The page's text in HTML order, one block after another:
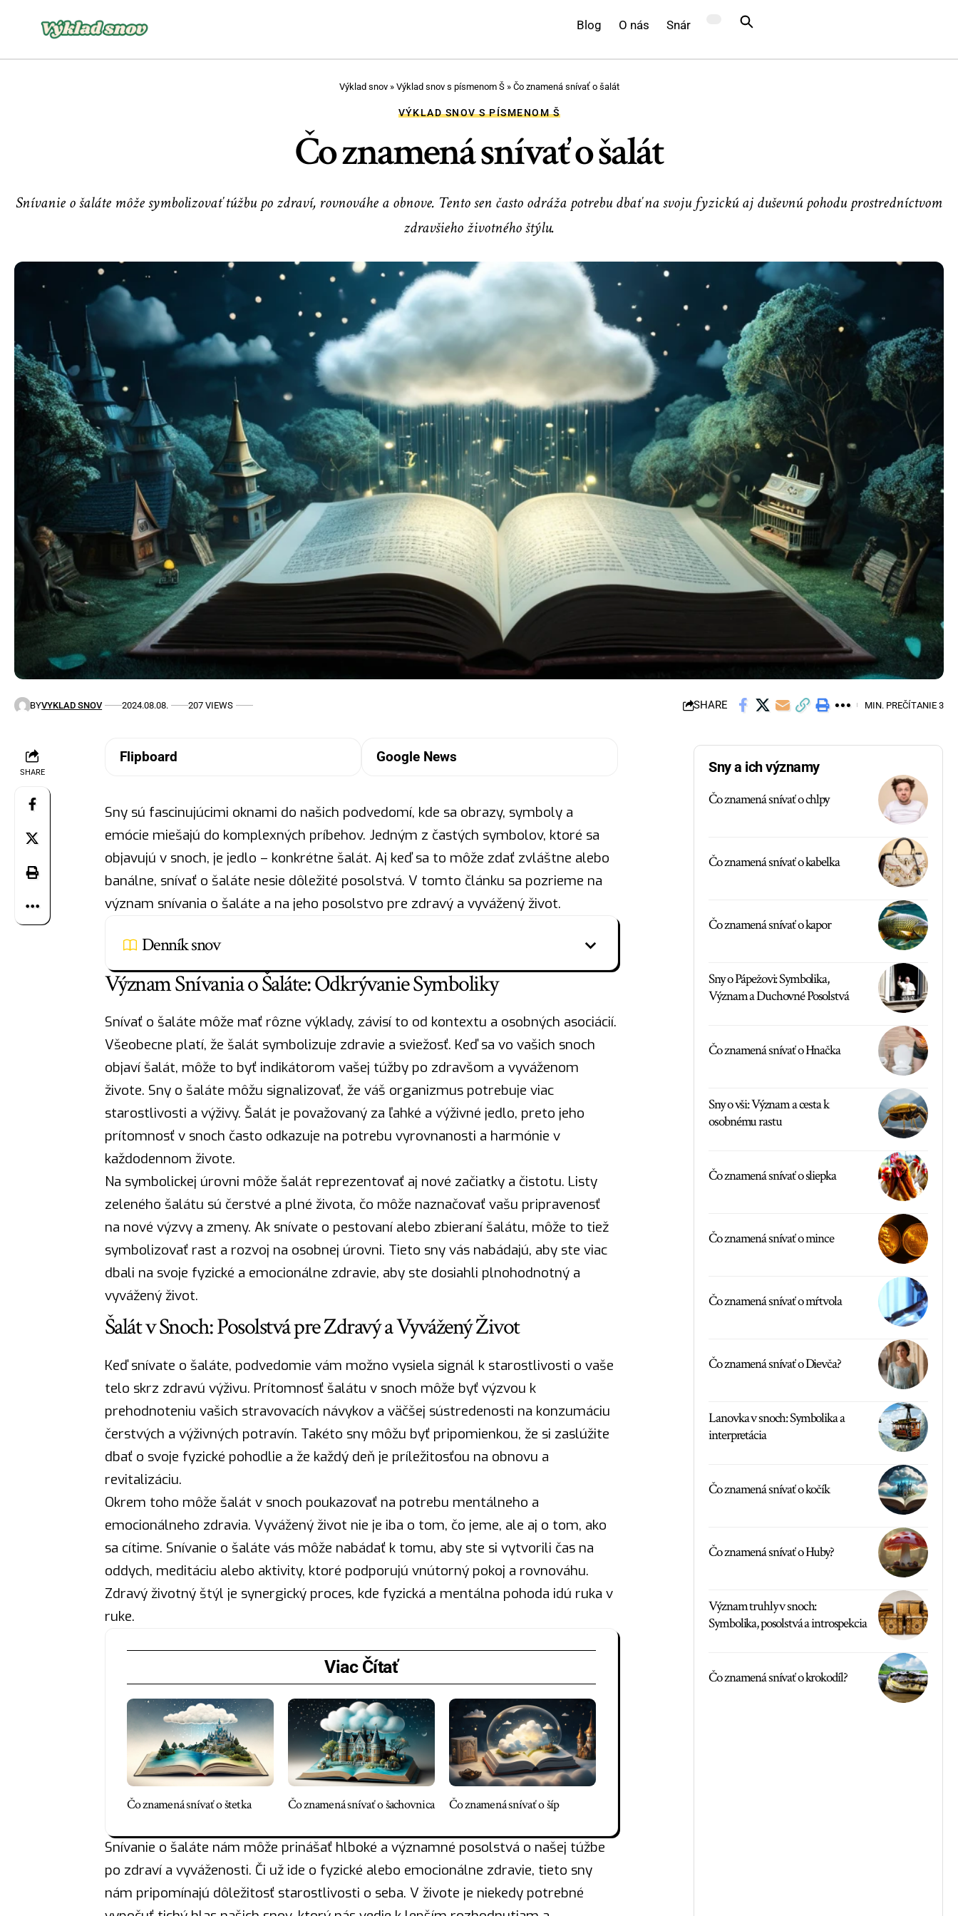
Blog O nás Snár
Výklad snov» Výklad snov s písmenom Š» Čo znamená snívať o šalát
VÝKLAD SNOV S PÍSMENOM Š
Čo znamená snívať o šalát
Snívanie o šaláte môže symbolizovať túžbu po zdraví, rovnováhe a obnove. Tento sen často odráža potrebu dbať na svoju fyzickú aj duševnú pohodu prostredníctvom
zdravšieho životného štýlu.
BYVYKLAD SNOV 2024.08.08. 207 VIEWS SHARE MIN. PREČÍTANIE 3
SHARE
Flipboard Google News
Sny sú fascinujúcimi oknami do našich podvedomí, kde sa obrazy, symboly a
emócie miešajú do komplexných príbehov. Jedným z častých symbolov, ktoré sa
objavujú v snoch, je jedlo – konkrétne šalát. Aj keď sa to môže zdať zvláštne alebo
banálne, snívať o šaláte nesie dôležité posolstvá. V tomto článku sa pozrieme na
význam snívania o šaláte a na jeho posolstvo pre zdravý a vyvážený život.
Denník snov
Význam Snívania o Šaláte: Odkrývanie Symboliky
Snívať o šaláte môže mať rôzne výklady, závisí to od kontextu a osobných asociácií.
Všeobecne platí, že šalát symbolizuje zdravie a sviežosť. Keď sa vo vašich snoch
objaví šalát, môže to byť indikátorom vašej túžby po zdravšom a vyváženom
živote. Sny o šaláte môžu signalizovať, že váš organizmus potrebuje viac
starostlivosti a výživy. Šalát je považovaný za ľahké a výživné jedlo, preto jeho
prítomnosť v snoch často odkazuje na potrebu vyrovnanosti a harmónie v
každodennom živote.
Na symbolickej úrovni môže šalát reprezentovať aj nové začiatky a čistotu. Listy
zeleného šalátu sú čerstvé a plné života, čo môže naznačovať vašu pripravenosť
na nové výzvy a zmeny. Ak snívate o pestovaní alebo zbieraní šalátu, môže to tiež
symbolizovať rast a rozvoj na osobnej úrovni. Tieto sny vás nabádajú, aby ste viac
dbali na svoje fyzické a emocionálne zdravie, aby ste dosiahli plnohodnotný a
vyvážený život.
Šalát v Snoch: Posolstvá pre Zdravý a Vyvážený Život
Keď snívate o šaláte, podvedomie vám možno vysiela signál k starostlivosti o vaše
telo skrz zdravú výživu. Prítomnosť šalátu v snoch môže byť výzvou k
prehodnoteniu vašich stravovacích návykov a väčšej sústredenosti na konzumáciu
čerstvých a výživných potravín. Takéto sny môžu byť pripomienkou, že si zaslúžite
dbať o svoje fyzické pohodlie a že každý deň je príležitosťou na obnovu a
revitalizáciu.
Okrem toho môže šalát v snoch poukazovať na potrebu mentálneho a
emocionálneho zdravia. Vyvážený život nie je iba o tom, čo jeme, ale aj o tom, ako
sa cítime. Snívanie o šaláte vás môže nabádať k tomu, aby ste si vytvorili čas na
oddych, meditáciu alebo aktivity, ktoré podporujú vnútorný pokoj a rovnováhu.
Zdravý životný štýl je synergický proces, kde fyzická a mentálna pohoda idú ruka v
ruke.
Viac Čítať
Čo znamená snívať o štetka Čo znamená snívať o šachovnica Čo znamená snívať o šíp
Snívanie o šaláte nám môže prinášať hlboké a významné posolstvá o našej túžbe
po zdraví a vyváženosti. Či už ide o fyzické alebo emocionálne zdravie, tieto sny
nám pripomínajú dôležitosť starostlivosti o seba. V živote je niekedy potrebné
Sny a ich významy
Čo znamená snívať o chlpy
Čo znamená snívať o kabelka
Čo znamená snívať o kapor
Sny o Pápežovi: Symbolika,
Význam a Duchovné Posolstvá
Čo znamená snívať o Hnačka
Sny o vši: Význam a cesta k
osobnému rastu
Čo znamená snívať o sliepka
Čo znamená snívať o mince
Čo znamená snívať o mŕtvola
Čo znamená snívať o Dievča?
Lanovka v snoch: Symbolika a
interpretácia
Čo znamená snívať o kočík
Čo znamená snívať o Huby?
Význam truhly v snoch:
Symbolika, posolstvá a introspekcia
Čo znamená snívať o krokodíl?